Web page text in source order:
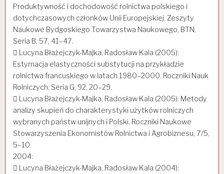
Produktywność i dochodowość rolnictwa polskiego i
dotychczasowych członków Unii Europejskiej. Zeszyty
Naukowe Bydgoskiego Towarzystwa Naukowego, BTN,
Seria B, 57, 41–47.
 Lucyna Błażejczyk-Majka, Radosław Kala (2005):
Estymacja elastyczności substytucji na przykładzie
rolnictwa francuskiego w latach 1980–2000. Roczniki Nauk
Rolniczych, Seria G, 92, 20–29.
 Lucyna Błażejczyk-Majka, Radosław Kala (2005): Metody
analizy skupień do charakterystyki użytków rolniczych
wybranych państw unijnych i Polski. Roczniki Naukowe
Stowarzyszenia Ekonomistów Rolnictwa i Agrobiznesu, 7/5,
5–10.
2004:
 Lucyna Błażejczyk-Majka, Radosław Kala (2004):